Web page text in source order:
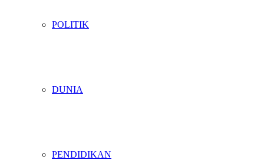
POLITIK
DUNIA
PENDIDIKAN